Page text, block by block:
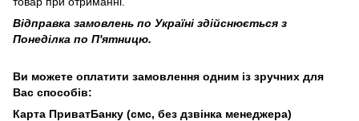
Відправка замовлень по Україні здійснюється з
Понеділка по П'ятницю.
Ви можете оплатити замовлення одним із зручних для
Вас способів:
Карта ПриватБанку (смс, без дзвінка менеджера)